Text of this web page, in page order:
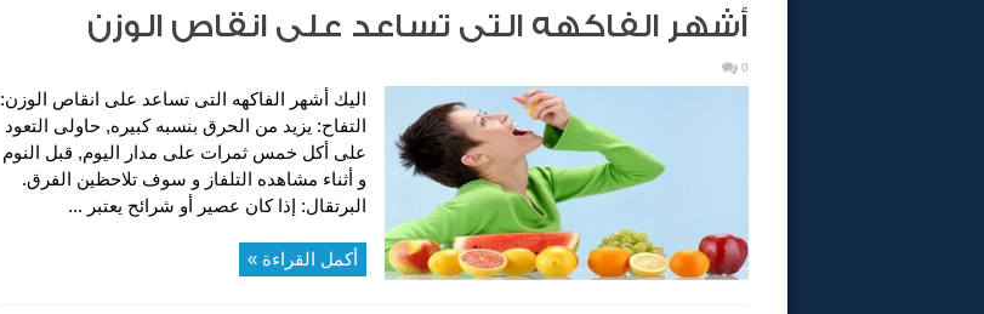
أشهر الفاكهه التى تساعد على انقاص الوزن
0
اليك أشهر الفاكهه التى تساعد على انقاص الوزن:
التفاح: يزيد من الحرق بنسبه كبيره, حاولى التعود
على أكل خمس ثمرات على مدار اليوم, قبل النوم
و أثناء مشاهده التلفاز و سوف تلاحظين الفرق.
البرتقال: إذا كان عصير أو شرائح يعتبر ...
أكمل القراءة »